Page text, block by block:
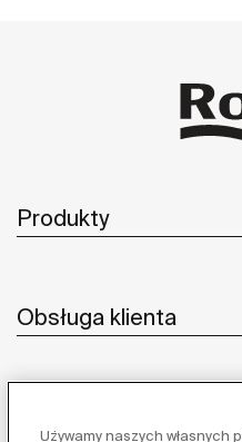
Produkty
Obsługa klienta
Używamy naszych własnych